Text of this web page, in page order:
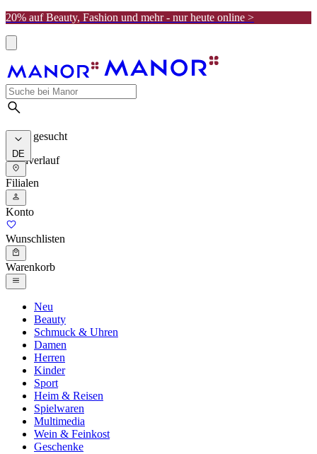
20% auf Beauty, Fashion und mehr - nur heute online >
Meist gesucht
Suchverlauf
DE
Filialen
Konto
Wunschlisten
Warenkorb
Neu
Beauty
Schmuck & Uhren
Damen
Herren
Kinder
Sport
Heim & Reisen
Spielwaren
Multimedia
Wein & Feinkost
Geschenke